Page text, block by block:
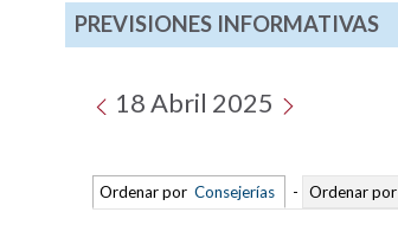
PREVISIONES INFORMATIVAS
18 Abril 2025
Ordenar por Consejerías - Ordenar por